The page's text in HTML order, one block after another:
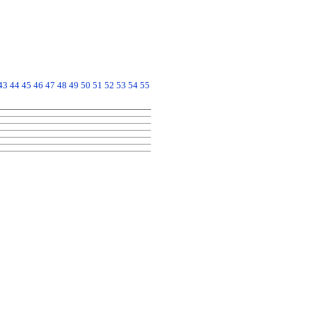
44 45 46 47 48 49 50 51 52 53 54 55